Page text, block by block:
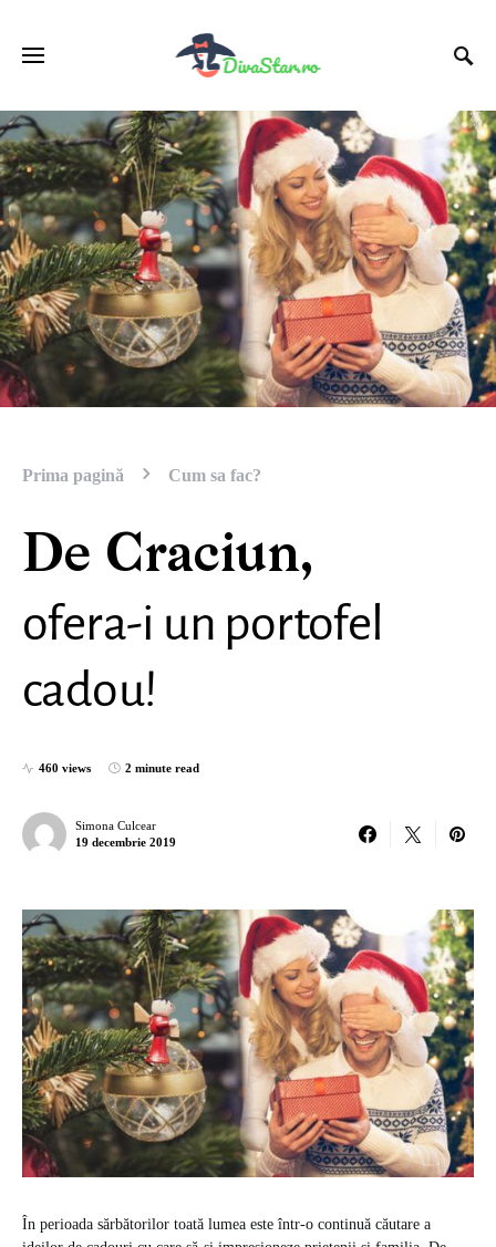
Prima pagină Cum sa fac?
De Craciun,
ofera-i un portofel
cadou!
460 views 2 minute read
Simona Culcear
19 decembrie 2019
În perioada sărbătorilor toată lumea este într-o continuă căutare a